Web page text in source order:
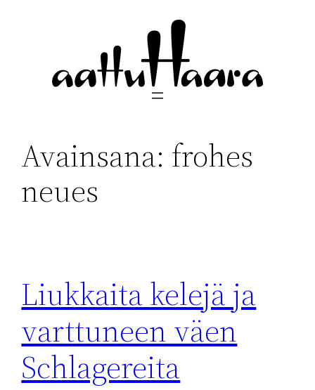
Avainsana: frohes
neues
Liukkaita kelejä ja
varttuneen väen
Schlagereita